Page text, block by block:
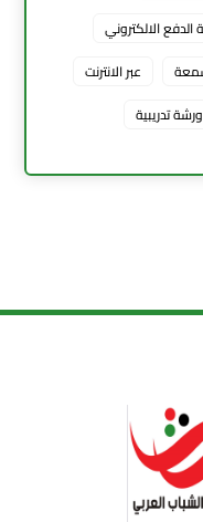
الدفع الالكتروني
عبر الانترنت
ورشة تدريبية